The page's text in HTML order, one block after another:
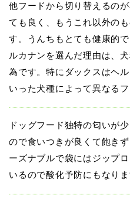
他フードから切り替えるの
ても良く、もうこれ以外の
す。うんちもとても健康的
ルカナンを選んだ理由は、
為です。特にダックスはヘ
いった犬種によって異なる
ドッグフード独特の匂いが
ので食いつきが良くて飽き
ーズナブルで袋にはジップ
いるので酸化予防にもなりま